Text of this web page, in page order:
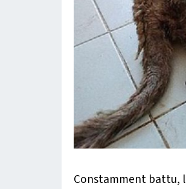
Constamment battu,